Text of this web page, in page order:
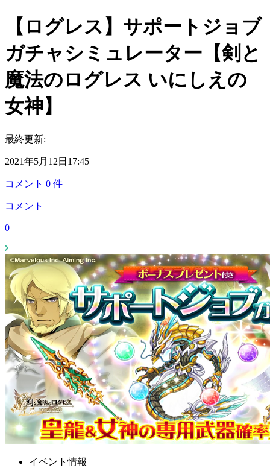
【ログレス】サポートジョブ
ガチャシミュレーター【剣と
魔法のログレス いにしえの
女神】
最終更新:
2021年5月12日17:45
コメント 0 件
コメント
0
イベント情報